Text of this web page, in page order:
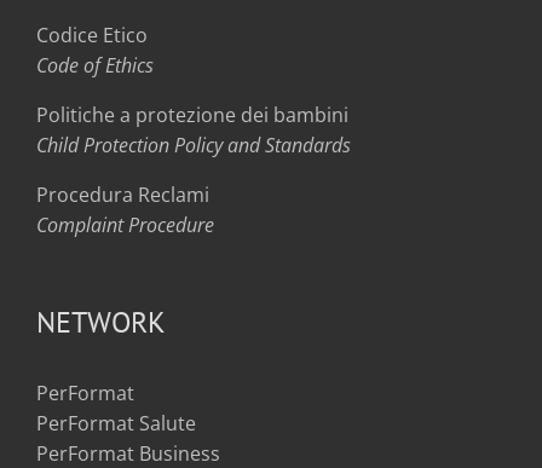
Codice Etico
Code of Ethics
Politiche a protezione dei bambini
Child Protection Policy and Standards
Procedura Reclami
Complaint Procedure
NETWORK
PerFormat
PerFormat Salute
PerFormat Business